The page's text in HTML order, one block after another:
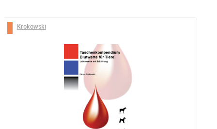
Krokowski